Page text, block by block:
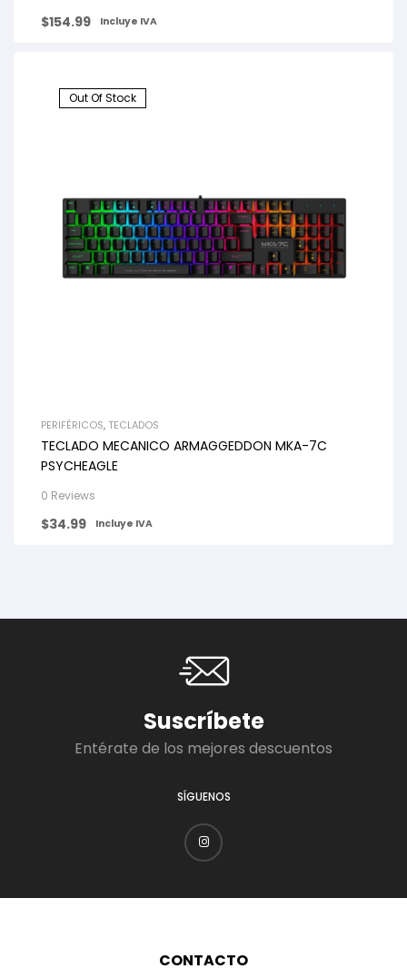
$154.99 Incluye IVA
Out Of Stock
PERIFÉRICOS, TECLADOS
TECLADO MECANICO ARMAGGEDDON MKA-7C
PSYCHEAGLE
0 Reviews
$34.99 Incluye IVA
Suscríbete
Entérate de los mejores descuentos
SÍGUENOS
CONTACTO